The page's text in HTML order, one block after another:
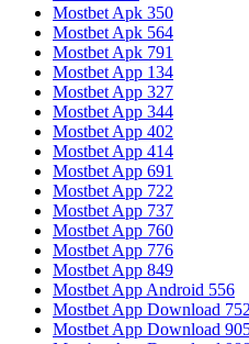
Mostbet Apk 350
Mostbet Apk 564
Mostbet Apk 791
Mostbet App 134
Mostbet App 327
Mostbet App 344
Mostbet App 402
Mostbet App 414
Mostbet App 691
Mostbet App 722
Mostbet App 737
Mostbet App 760
Mostbet App 776
Mostbet App 849
Mostbet App Android 556
Mostbet App Download 752
Mostbet App Download